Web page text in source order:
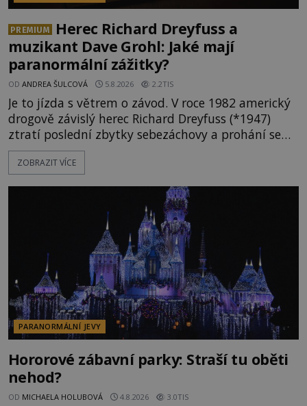
PREMIUM
Herec Richard Dreyfuss a
muzikant Dave Grohl: Jaké mají
paranormální zážitky?
OD ANDREA ŠULCOVÁ 5.8.2026 2.2TIS
Je to jízda s větrem o závod. V roce 1982 americký
drogově závislý herec Richard Dreyfuss (*1947)
ztratí poslední zbytky sebezáchovy a prohání se
po silnicích ve svém mercedesu jako utržený ze
řetězu. Vše vyvrcholí katastrofou, když to Dreyfuss
následně nalezne schovaný kokain. Tímto
momentem se slavnému
ZOBRAZIT VÍCE
PARANORMÁLNÍ JEVY
Hororové zábavní parky: Straší tu oběti
nehod?
OD MICHAELA HOLUBOVÁ 4.8.2026 3.0TIS